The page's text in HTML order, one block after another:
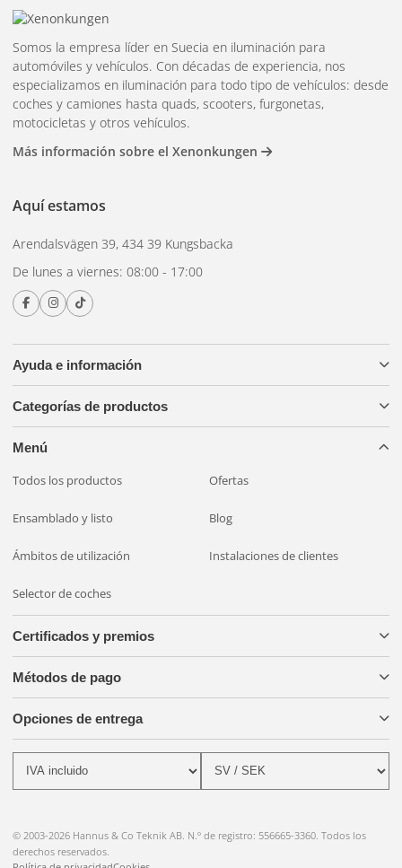
de trabajo y de ocio, para mejorar la seguridad y la
visibilidad.
Ayuda e información
Categorías de productos
Menú
Todos los productos Ofertas
Ensamblado y listo Blog
Ámbitos de utilización Instalaciones de clientes
Selector de coches
Somos la empresa líder en Suecia en iluminación para
automóviles y vehículos. Con décadas de experiencia, nos
especializamos en iluminación para todo tipo de vehículos: desde
coches y camiones hasta quads, scooters, furgonetas,
motocicletas y otros vehículos.
Más información sobre el Xenonkungen
Aquí estamos
Arendalsvägen 39, 434 39 Kungsbacka
De lunes a viernes: 08:00 - 17:00
Certificados y premios
Métodos de pago
Opciones de entrega
© 2003-2026 Hannus & Co Teknik AB. N.º de registro: 556665-3360. Todos los
derechos reservados.